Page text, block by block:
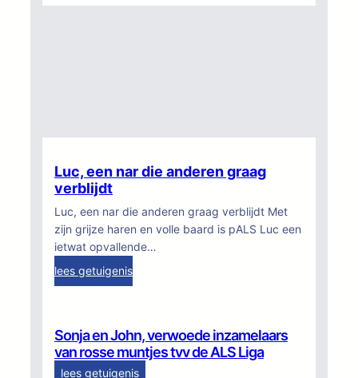
7
c
a
y
o
e
p
e
n
o
m
Luc, een nar die anderen graag
verblijdt
Luc, een nar die anderen graag verblijdt Met
zijn grijze haren en volle baard is pALS Luc een
ietwat opvallende…
lees getuigenis:
L
,
e
Sonja en John, verwoede inzamelaars
van rosse muntjes tvv de ALS Liga
lees getuigenis: